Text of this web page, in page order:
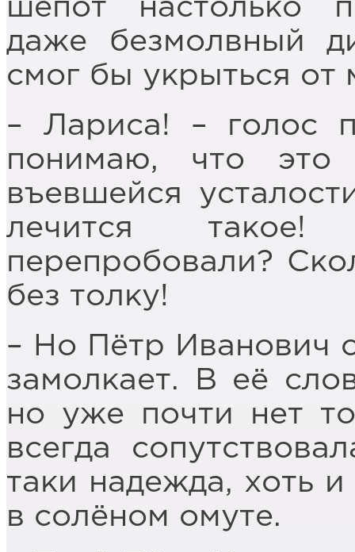
шёпот настолько
даже безмолвный
смог бы укрыться от
– Лариса! – голос
понимаю, что
въевшейся
лечится
перепробовали?
без толку!
– Но Пётр Иванович
замолкает. В её
но уже почти нет
всегда
таки надежда, хоть
в солёном омуте.